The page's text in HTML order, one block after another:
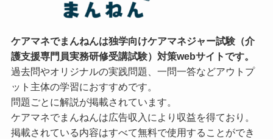
ケアマネでまんねんは独学向けケアマネジャー試験（介
護支援専門員実務研修受講試験）対策webサイトです。
過去問やオリジナルの実践問題、一問一答などアウトプ
ット主体の学習におすすめです。
問題ごとに解説が掲載されています。
ケアマネでまんねんは広告収入により収益を得ており。
掲載されている内容はすべて無料で使用することができ